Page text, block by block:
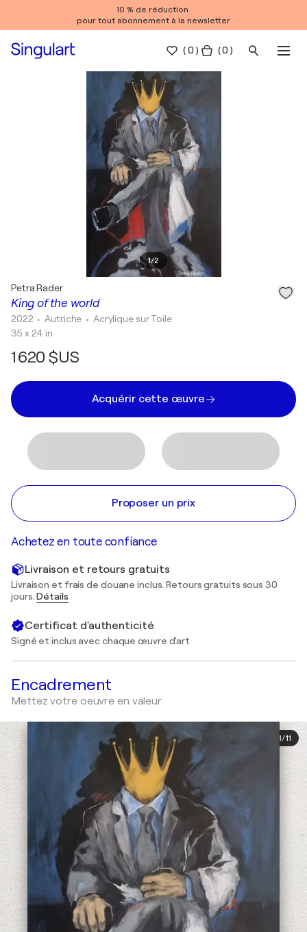
10 % de réduction
pour tout abonnement à la newsletter
(0 ) ( 0 )
1/2
King of the world
Petra Rader
2022 • Autriche • Acrylique sur Toile
35 x 24 in
1 620 $US
Acquérir cette œuvre
Proposer un prix
Achetez en toute confiance
Livraison et retours gratuits
Livraison et frais de douane inclus. Retours gratuits sous 30
jours.Détails
Certificat d'authenticité
Signé et inclus avec chaque œuvre d'art
Encadrement
Mettez votre oeuvre en valeur
1/11